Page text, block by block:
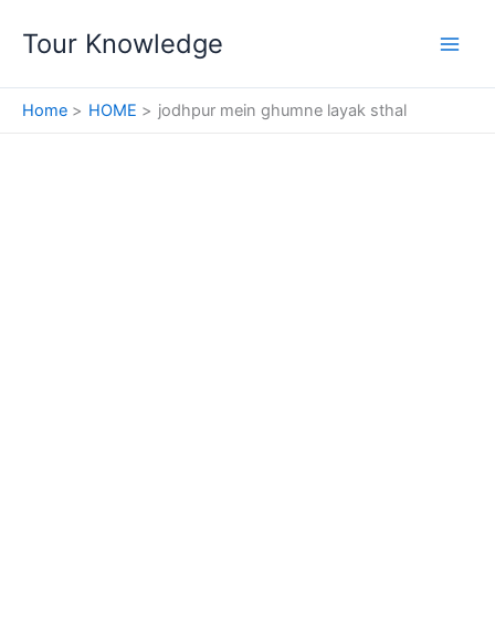
Tour Knowledge
Home HOME jodhpur mein ghumne layak sthal